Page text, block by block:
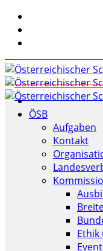
ÖSB
Aufgaben
Kontakt
Ethik